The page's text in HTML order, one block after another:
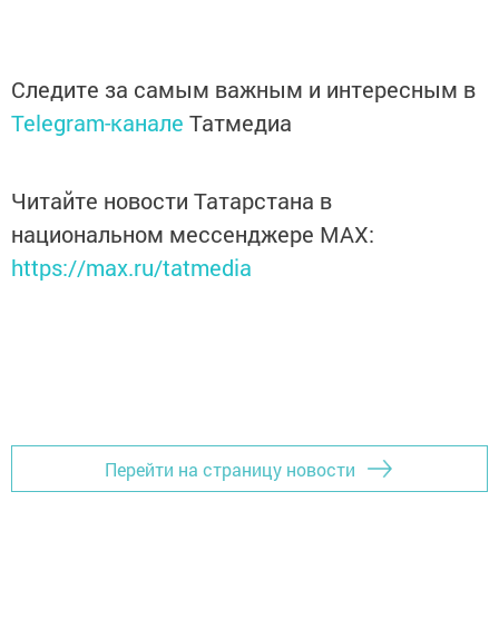
Следите за самым важным и интересным в
Telegram-канале Татмедиа
Читайте новости Татарстана в
национальном мессенджере MАХ:
https://max.ru/tatmedia
Перейти на страницу новости